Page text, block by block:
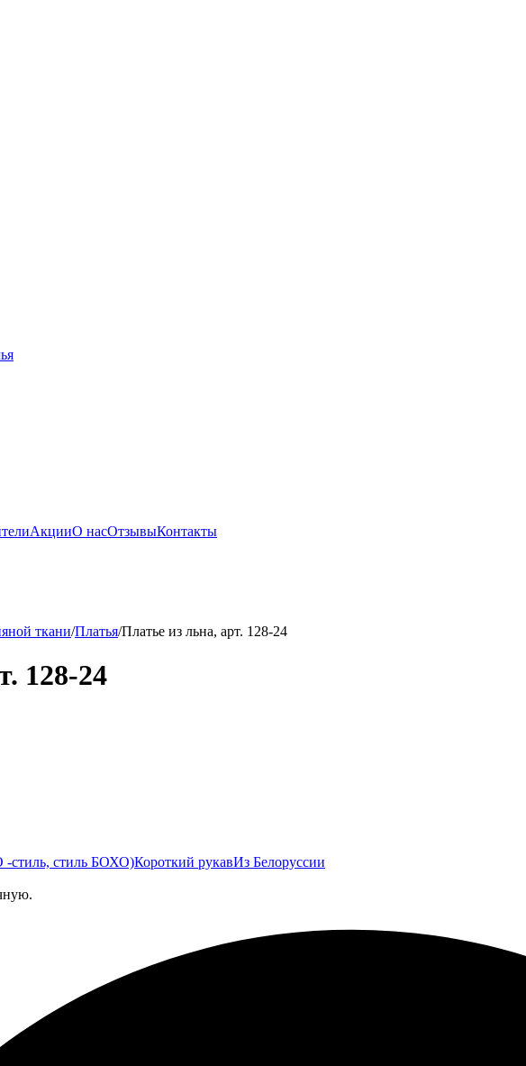
АкцииО насОтзывыКонтакты
ткани/Платья/Платье из льна, арт. 128-24
128-24
стиль БОХО)Короткий рукавИз Белоруссии